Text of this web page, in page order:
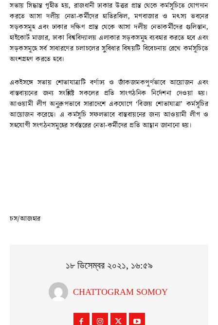
সভায় সিদ্ধান্ত গৃহীত হয়, রাজধানী ঢাকার উত্তর প্রান্ত থেকে কর্মসূচিতে যোগদান
করতে আসা দলীয় নেতা-কর্মীদের হাতিরঝিল, মগবাজার ও মৎস্য ভবনের
সড়কসমূহ এবং ঢাকার দক্ষিণ প্রান্ত থেকে আসা দলীয় নেতাকর্মীদের গুলিস্তান,
হাইকোর্ট মাজার, ঢাকা বিশ্ববিদ্যালয় এলাকার সড়কসমূহ ব্যবহার করতে হবে এবং
সড়কসমূহে সর্ব সাধারণের চলাচলের সুবিধার বিষয়টি বিবেচনায় রেখে কর্মসূচিতে
অংশগ্রহণ করতে হবে।
একইসঙ্গে সভায় শোভাযাত্রাটি বর্ণাঢ্য ও জাঁকজমকপূর্ণভাবে আয়োজন এবং
বাস্তবায়নের জন্য সংশ্লিষ্ট সকলের প্রতি সাংগঠনিক নির্দেশনা দেওয়া হয়।
আওয়ামী লীগ অনুরূপভাবে সারাদেশে একযোগে ‘বিজয় শোভাযাত্রা’ কর্মসূচির
আয়োজন করেছে। এ কর্মসূচি সফলভাবে বাস্তবায়নের জন্য আওয়ামী লীগ ও
সহযোগী সংগঠনসমূহের সর্বস্তরের নেতা-কর্মীদের প্রতি আহ্বান জানানো হয়।
চস/আজহার
১৮ ডিসেম্বর ২০২১, ১৬:৫৯
CHATTOGRAM SOMOY